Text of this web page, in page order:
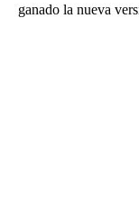
ganado la nueva